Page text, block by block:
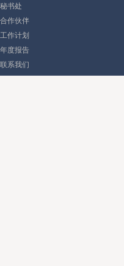
秘书处
合作伙伴
工作计划
年度报告
联系我们